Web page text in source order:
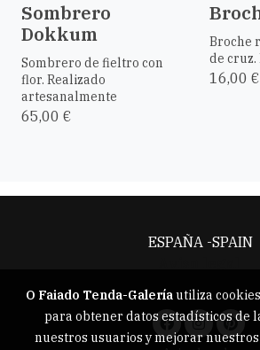
Sombrero
Dokkum
Sombrero de fieltro con
flor. Realizado
artesanalmente
65,00 €
Broche
de cruz.
16,00 €
ESPAÑA -SPAIN
O Faiado Tenda-Galeríautiliza
para obtener datos estadísticos de
nuestros usuarios y mejorar nuestros